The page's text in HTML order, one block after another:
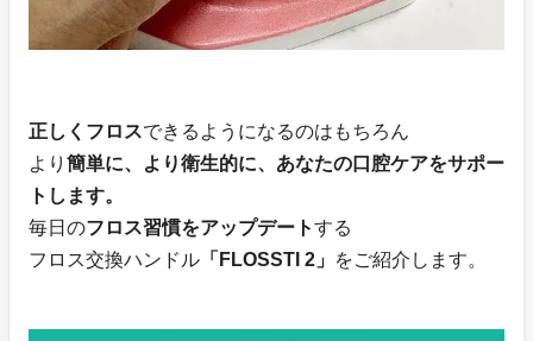
正しくフロスできるようになるのはもちろん
より 簡単に、より衛生的に、あなたの口腔ケアをサポー
トします。
毎日のフロス習慣をアップデートする
フロス交換ハンドル 「FLOSSTI 2」 をご紹介します。